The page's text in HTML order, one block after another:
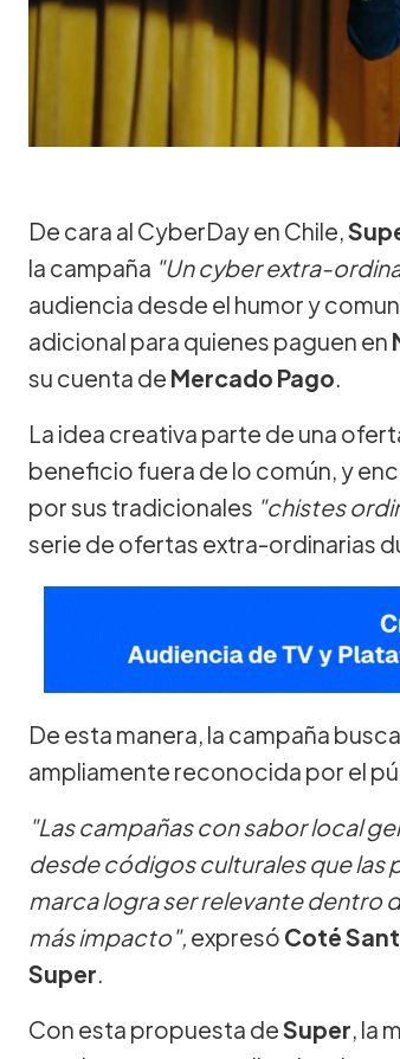
De cara al CyberDay en Chile,
la campaña "Un cyber extra-
audiencia desde el humor y
adicional para quienes paguen en
su cuenta de Mercado Pago.
La idea creativa parte de una
beneficio fuera de lo común, y
por sus tradicionales "chistes
serie de ofertas extra-ordinarias
De esta manera, la campaña
ampliamente reconocida por el
"Las campañas con sabor local
desde códigos culturales que
marca logra ser relevante dentro
más impacto", expresó Coté
Super.
Con esta propuesta deSuper, la